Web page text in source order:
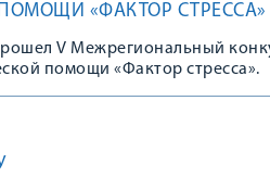
«ФАКТОР СТРЕССА»
V Межрегиональный
помощи «Фактор стресса».